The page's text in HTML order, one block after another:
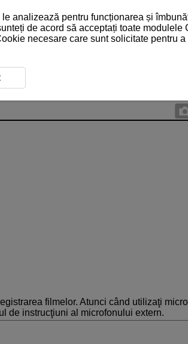
filmelor. Atunci când utilizaţi
de instrucţiuni al microfonului extern.
analizează pentru funcționarea și
de acord să acceptați toate modulele
necesare care sunt solicitate pentru